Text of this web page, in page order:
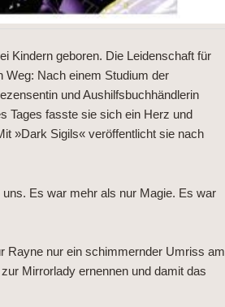
Kindern geboren. Die Leidenschaft für
Nach einem Studium der
und Aushilfsbuchhändlerin
Tages fasste sie sich ein Herz und
»Dark Sigils« veröffentlicht sie nach
Es war mehr als nur Magie. Es war
Rayne nur ein schimmernder Umriss am
Mirrorlady ernennen und damit das